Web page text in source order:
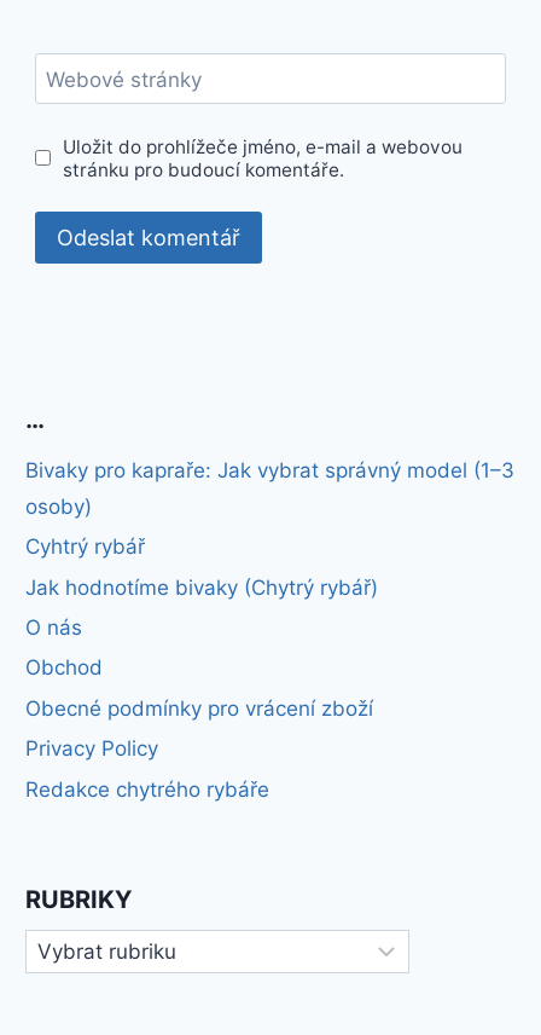
Webové stránky
Uložit do prohlížeče jméno, e-mail a webovou
stránku pro budoucí komentáře.
…
Bivaky pro kapraře: Jak vybrat správný model (1–3
osoby)
Cyhtrý rybář
Jak hodnotíme bivaky (Chytrý rybář)
O nás
Obchod
Obecné podmínky pro vrácení zboží
Privacy Policy
Redakce chytrého rybáře
RUBRIKY
Rubriky